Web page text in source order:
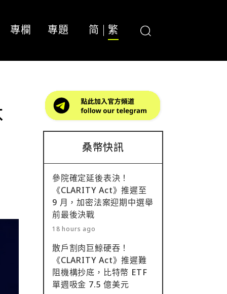
專欄 專題 简 繁
桑幣快訊
參院確定延後表決！
《CLARITY Act》推遲至
9 月，加密法案迎期中選舉
前最後決戰
18 hours ago
散戶割肉巨鯨硬吞！
《CLARITY Act》推遲難
阻機構抄底，比特幣 ETF
單週吸金 7.5 億美元